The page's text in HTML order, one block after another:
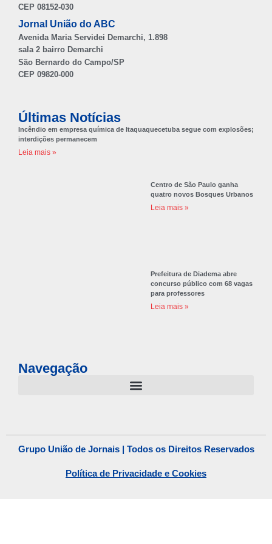
CEP 08152-030
Jornal União do ABC
Avenida Maria Servidei Demarchi, 1.898
sala 2 bairro Demarchi
São Bernardo do Campo/SP
CEP 09820-000
Últimas Notícias
Incêndio em empresa química de Itaquaquecetuba segue com explosões;
interdições permanecem
Leia mais »
Centro de São Paulo ganha
quatro novos Bosques Urbanos
Leia mais »
Prefeitura de Diadema abre
concurso público com 68 vagas
para professores
Leia mais »
Navegação
Grupo União de Jornais | Todos os Direitos Reservados
Política de Privacidade e Cookies